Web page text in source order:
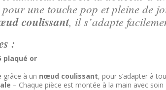
pour une touche pop et pleine de
coulissant, il s’adapte
:
plaqué or
grâce à un nœud coulissant, pour s’adapter à
– Chaque pièce est montée à la main avec soin